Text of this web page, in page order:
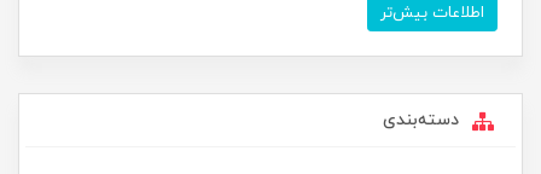
اطلاعات بیش‌تر
دسته‌بندی